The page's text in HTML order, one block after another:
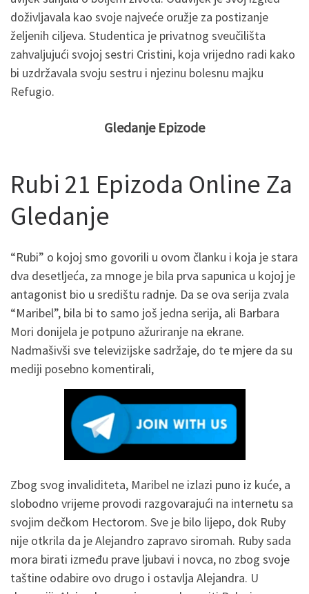
doživljavala kao svoje najveće oružje za postizanje
željenih ciljeva. Studentica je privatnog sveučilišta
zahvaljujući svojoj sestri Cristini, koja vrijedno radi kako
bi uzdržavala svoju sestru i njezinu bolesnu majku
Refugio.
Gledanje Epizode
Rubi 21 Epizoda Online Za
Gledanje
“Rubi” o kojoj smo govorili u ovom članku i koja je stara
dva desetljeća, za mnoge je bila prva sapunica u kojoj je
antagonist bio u središtu radnje. Da se ova serija zvala
“Maribel”, bila bi to samo još jedna serija, ali Barbara
Mori donijela je potpuno ažuriranje na ekrane.
Nadmašivši sve televizijske sadržaje, do te mjere da su
mediji posebno komentirali,
Zbog svog invaliditeta, Maribel ne izlazi puno iz kuće, a
slobodno vrijeme provodi razgovarajući na internetu sa
svojim dečkom Hectorom. Sve je bilo lijepo, dok Ruby
nije otkrila da je Alejandro zapravo siromah. Ruby sada
mora birati između prave ljubavi i novca, no zbog svoje
taštine odabire ovo drugo i ostavlja Alejandra. U